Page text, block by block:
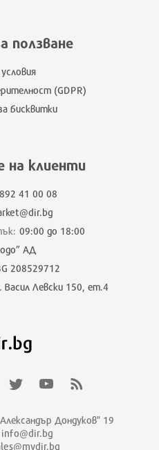
ползване
(GDPR)
бисквитки
на клиенти
41 00 08
09:00 до 18:00
АД
208529712
Васил Левски 150, ет.4
Дондуков" 19
info@dir.bg